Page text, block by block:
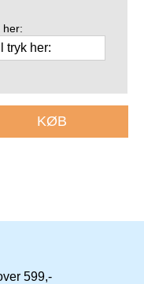
her:
KØB
599,-